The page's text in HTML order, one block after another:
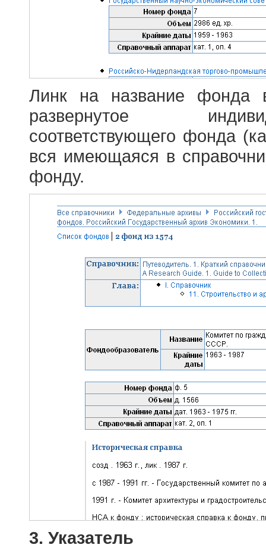
Линк на название фонда
развернутое
соответствующего фонда
вся имеющаяся в
фонду.
3. Указатель